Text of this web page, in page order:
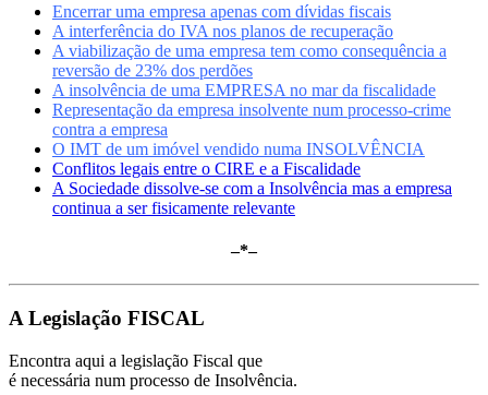
Encerrar uma empresa apenas com dívidas fiscais
A interferência do IVA nos planos de recuperação
A viabilização de uma empresa tem como consequência a
reversão de 23% dos perdões
A insolvência de uma EMPRESA no mar da fiscalidade
Representação da empresa insolvente num processo-crime
contra a empresa
O IMT de um imóvel vendido numa INSOLVÊNCIA
Conflitos legais entre o CIRE e a Fiscalidade
A Sociedade dissolve-se com a Insolvência mas a empresa
continua a ser fisicamente relevante
–*–
A Legislação FISCAL
Encontra aqui a legislação Fiscal que
é necessária num processo de Insolvência.